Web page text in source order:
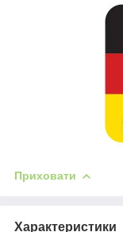
Приховати
Характеристики